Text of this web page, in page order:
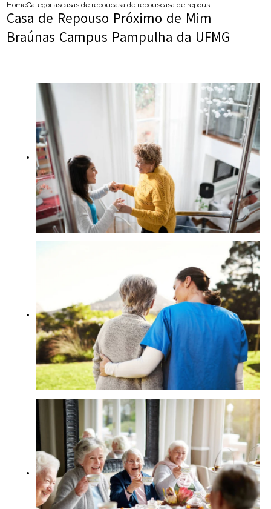
HomeCategoriascasas de repousocasa de repouso particularcasa de repouso proximo de
Casa de Repouso Próximo de Mim
Braúnas Campus Pampulha da UFMG